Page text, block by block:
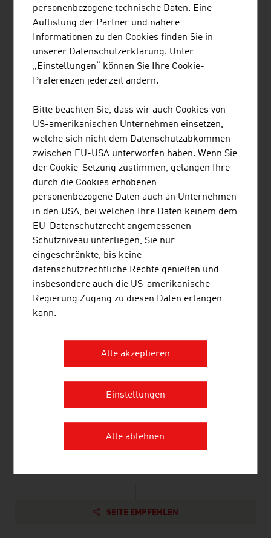
Österreichische Gesellschaft für Literatur
Content Navigation
Einreise
Pass und Visum
Kulinarisches
Wetter
Freizeit
Kultur
Sport
Wellness
Gut zu wissen
Transport und Verkehr
Einkaufen in Österreich
SEITE EMPFEHLEN
personenbezogene technische Daten. Eine
Auflistung der Partner und nähere
Informationen zu den Cookies finden Sie in
unserer Datenschutzerklärung. Unter
„Einstellungen“ können Sie Ihre Cookie-
Präferenzen jederzeit ändern.
Bitte beachten Sie, dass wir auch Cookies von
US-amerikanischen Unternehmen einsetzen,
welche sich nicht dem Datenschutzabkommen
zwischen EU-USA unterworfen haben. Wenn Sie
der Cookie-Setzung zustimmen, gelangen Ihre
durch die Cookies erhobenen
personenbezogene Daten auch an Unternehmen
in den USA, bei welchen Ihre Daten keinem dem
EU-Datenschutzrecht angemessenen
Schutzniveau unterliegen, Sie nur
eingeschränkte, bis keine
datenschutzrechtliche Rechte genießen und
insbesondere auch die US-amerikanische
Regierung Zugang zu diesen Daten erlangen
kann.
Alle akzeptieren
Einstellungen
Alle ablehnen